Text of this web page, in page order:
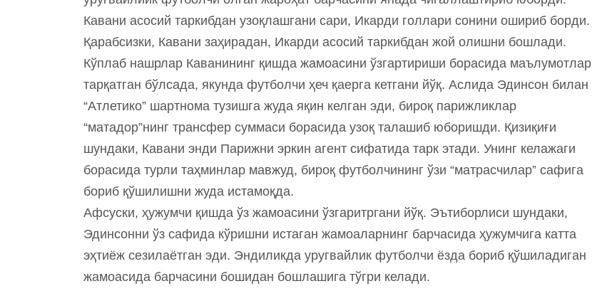
Кавани асосий таркибдан узоқлашгани сари, Икарди голлари сонини ошириб борди.
Қарабсизки, Кавани заҳирадан, Икарди асосий таркибдан жой олишни бошлади.
Кўплаб нашрлар Каванининг қишда жамоасини ўзгартириши борасида маълумотлар
тарқатган бўлсада, якунда футболчи ҳеч қаерга кетгани йўқ. Аслида Эдинсон билан
“Атлетико” шартнома тузишга жуда яқин келган эди, бироқ парижликлар
“матадор”нинг трансфер суммаси борасида узоқ талашиб юборишди. Қизиқиғи
шундаки, Кавани энди Парижни эркин агент сифатида тарк этади. Унинг келажаги
борасида турли таҳминлар мавжуд, бироқ футболчининг ўзи “матрасчилар” сафига
бориб қўшилишни жуда истамоқда.
Афсуски, ҳужумчи қишда ўз жамоасини ўзгаритргани йўқ. Эътиборлиси шундаки,
Эдинсонни ўз сафида кўришни истаган жамоаларнинг барчасида ҳужумчига катта
эҳтиёж сезилаётган эди. Эндиликда уругвайлик футболчи ёзда бориб қўшиладиган
жамоасида барчасини бошидан бошлашига тўгри келади.